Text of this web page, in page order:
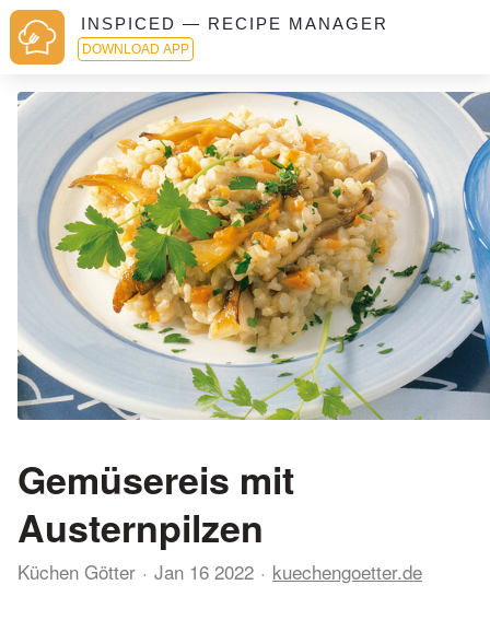
INSPICED — RECIPE MANAGER
DOWNLOAD APP
Gemüsereis mit
Austernpilzen
Küchen Götter Jan 16 2022 kuechengoetter.de